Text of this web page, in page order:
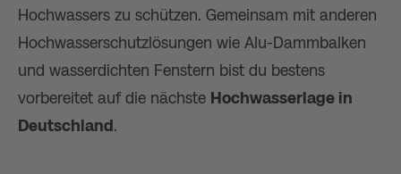
Hochwassers zu schützen. Gemeinsam mit anderen
Hochwasserschutzlösungen wie Alu-Dammbalken
und wasserdichten Fenstern bist du bestens
vorbereitet auf die nächste Hochwasserlage in
Deutschland .